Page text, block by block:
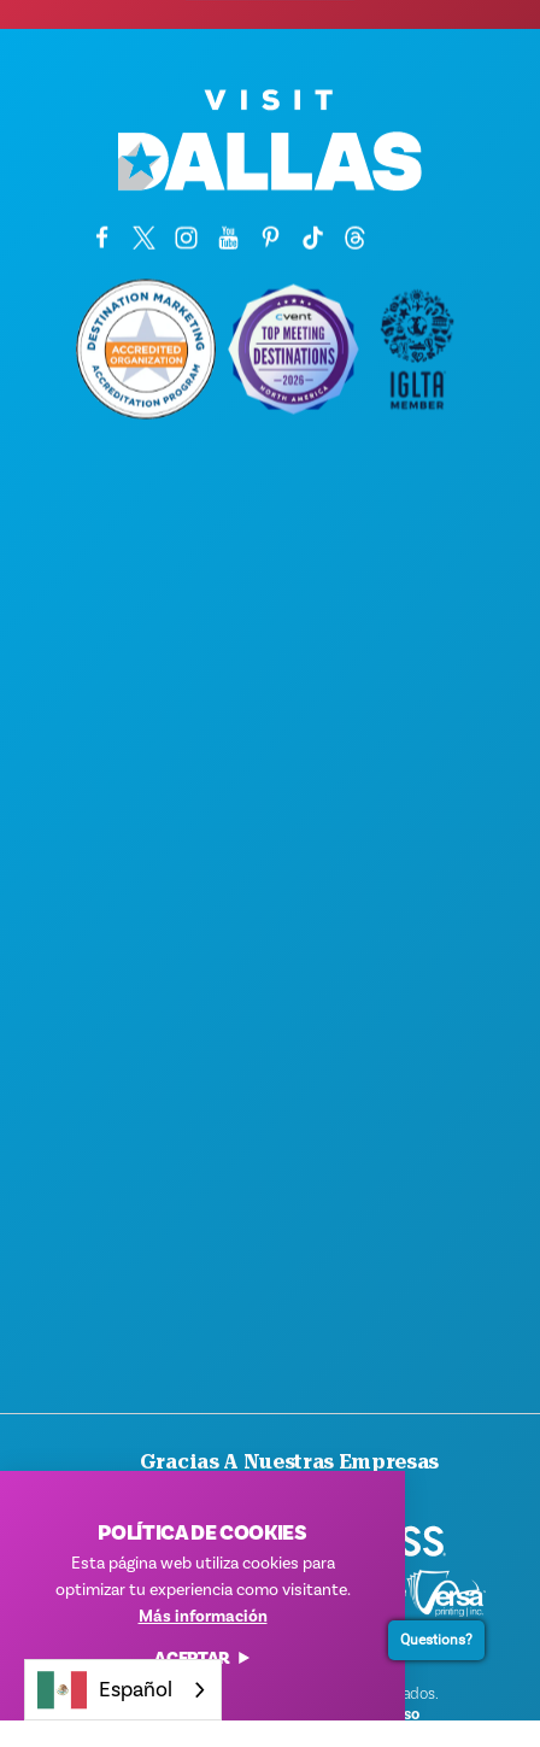
Gracias A Nuestras Empresas
© 2026 Visit Dallas. Todos los derechos reservados.
Política de privacidad
Condiciones de uso
POLÍTICA DE COOKIES
Esta página web utiliza cookies para
optimizar tu experiencia como visitante.
Más información
ACEPTAR
Español
Questions?